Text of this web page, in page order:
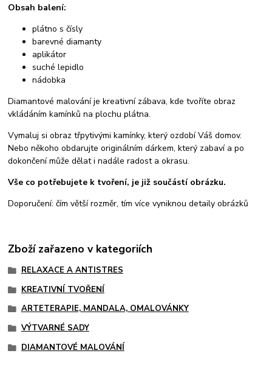
Obsah balení:
plátno s čísly
barevné diamanty
aplikátor
suché lepidlo
nádobka
Diamantové malování je kreativní zábava, kde tvoříte obraz
vkládáním kamínků na plochu plátna.
Vymaluj si obraz třpytivými kamínky, který ozdobí Váš domov.
Nebo někoho obdarujte originálním dárkem, který zabaví a po
dokončení může dělat i nadále radost a okrasu.
Vše co potřebujete k tvoření, je již součástí obrázku.
Doporučení: čím větší rozměr, tím více vyniknou detaily obrázků
Zboží zařazeno v kategoriích
RELAXACE A ANTISTRES
KREATIVNÍ TVOŘENÍ
ARTETERAPIE, MANDALA, OMALOVÁNKY
VÝTVARNÉ SADY
DIAMANTOVÉ MALOVÁNÍ